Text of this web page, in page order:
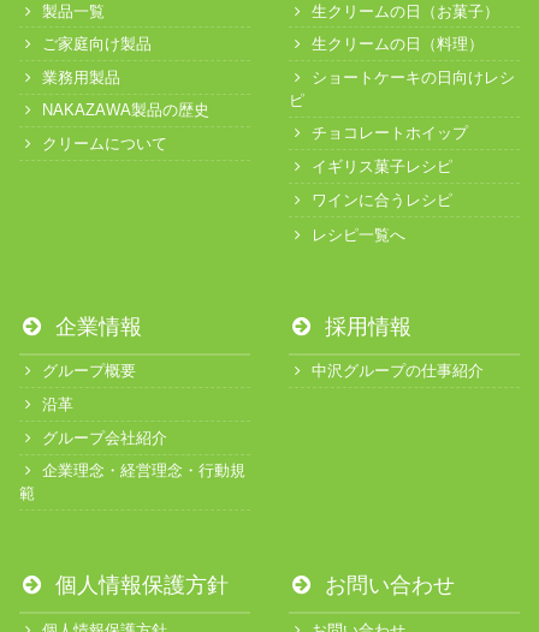
製品一覧
ご家庭向け製品
業務用製品
NAKAZAWA製品の歴史
クリームについて
生クリームの日（お菓子）
生クリームの日（料理）
ショートケーキの日向けレシ
ピ
チョコレートホイップ
イギリス菓子レシピ
ワインに合うレシピ
レシピ一覧へ
企業情報
グループ概要
沿革
グループ会社紹介
企業理念・経営理念・行動規
範
採用情報
中沢グループの仕事紹介
個人情報保護方針 お問い合わせ